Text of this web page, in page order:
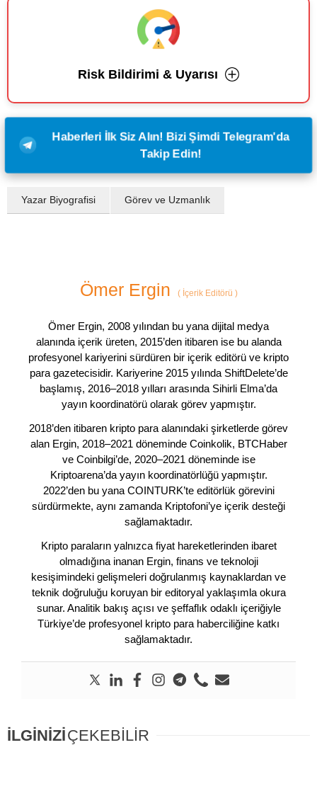
Risk Bildirimi & Uyarısı
Haberleri İlk Siz Alın! Bizi Şimdi Telegram'da
Takip Edin!
Yazar Biyografisi Görev ve Uzmanlık
Ömer Ergin (İçerik Editörü )
Ömer Ergin, 2008 yılından bu yana dijital medya
alanında içerik üreten, 2015’den itibaren ise bu alanda
profesyonel kariyerini sürdüren bir içerik editörü ve kripto
para gazetecisidir. Kariyerine 2015 yılında ShiftDelete’de
başlamış, 2016–2018 yılları arasında Sihirli Elma’da
yayın koordinatörü olarak görev yapmıştır.
2018’den itibaren kripto para alanındaki şirketlerde görev
alan Ergin, 2018–2021 döneminde Coinkolik, BTCHaber
ve Coinbilgi’de, 2020–2021 döneminde ise
Kriptoarena’da yayın koordinatörlüğü yapmıştır.
2022’den bu yana COINTURK’te editörlük görevini
sürdürmekte, aynı zamanda Kriptofoni’ye içerik desteği
sağlamaktadır.
Kripto paraların yalnızca fiyat hareketlerinden ibaret
olmadığına inanan Ergin, finans ve teknoloji
kesişimindeki gelişmeleri doğrulanmış kaynaklardan ve
teknik doğruluğu koruyan bir editoryal yaklaşımla okura
sunar. Analitik bakış açısı ve şeffaflık odaklı içeriğiyle
Türkiye’de profesyonel kripto para haberciliğine katkı
sağlamaktadır.
İLGİNİZİÇEKEBİLİR